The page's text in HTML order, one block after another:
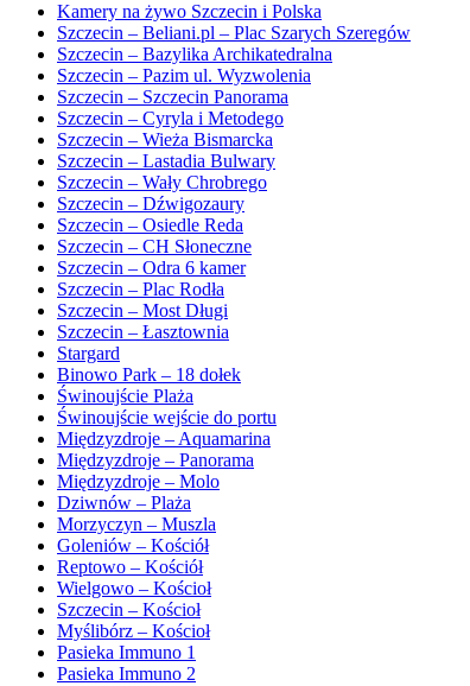
Kamery na żywo Szczecin i Polska
Szczecin – Beliani.pl – Plac Szarych Szeregów
Szczecin – Bazylika Archikatedralna
Szczecin – Pazim ul. Wyzwolenia
Szczecin – Szczecin Panorama
Szczecin – Cyryla i Metodego
Szczecin – Wieża Bismarcka
Szczecin – Lastadia Bulwary
Szczecin – Wały Chrobrego
Szczecin – Dźwigozaury
Szczecin – Osiedle Reda
Szczecin – CH Słoneczne
Szczecin – Odra 6 kamer
Szczecin – Plac Rodła
Szczecin – Most Długi
Szczecin – Łasztownia
Stargard
Binowo Park – 18 dołek
Świnoujście Plaża
Świnoujście wejście do portu
Międzyzdroje – Aquamarina
Międzyzdroje – Panorama
Międzyzdroje – Molo
Dziwnów – Plaża
Morzyczyn – Muszla
Goleniów – Kościół
Reptowo – Kościół
Wielgowo – Kościoł
Szczecin – Kościoł
Myślibórz – Kościoł
Pasieka Immuno 1
Pasieka Immuno 2